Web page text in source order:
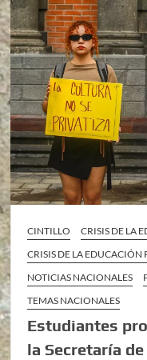
CINTILLO
CRISIS DE LA
CRISIS DE LA EDUCACIÓN
NOTICIAS NACIONALES
TEMAS NACIONALES
Estudiantes
la Secretaría